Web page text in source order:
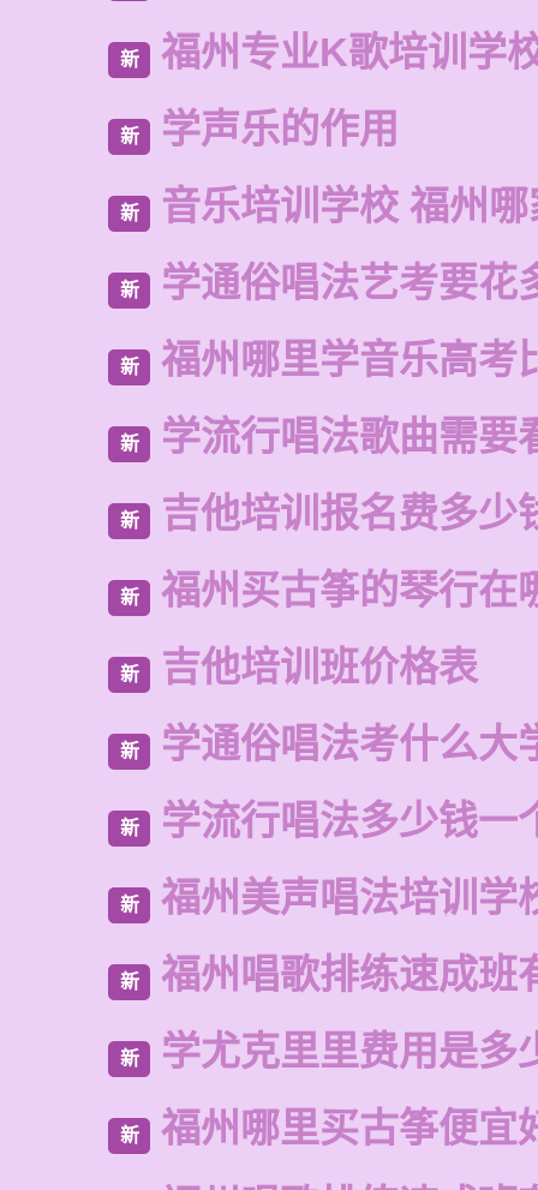
新 福州专业K歌培训学
新 学声乐的作用
新 音乐培训学校 福州
新 学通俗唱法艺考要花
新 福州哪里学音乐高考
新 学流行唱法歌曲需要
新 吉他培训报名费多少
新 福州买古筝的琴行在
新 吉他培训班价格表
新 学通俗唱法考什么大
新 学流行唱法多少钱一
新 福州美声唱法培训学
新 福州唱歌排练速成班
新 学尤克里里费用是多
新 福州哪里买古筝便宜